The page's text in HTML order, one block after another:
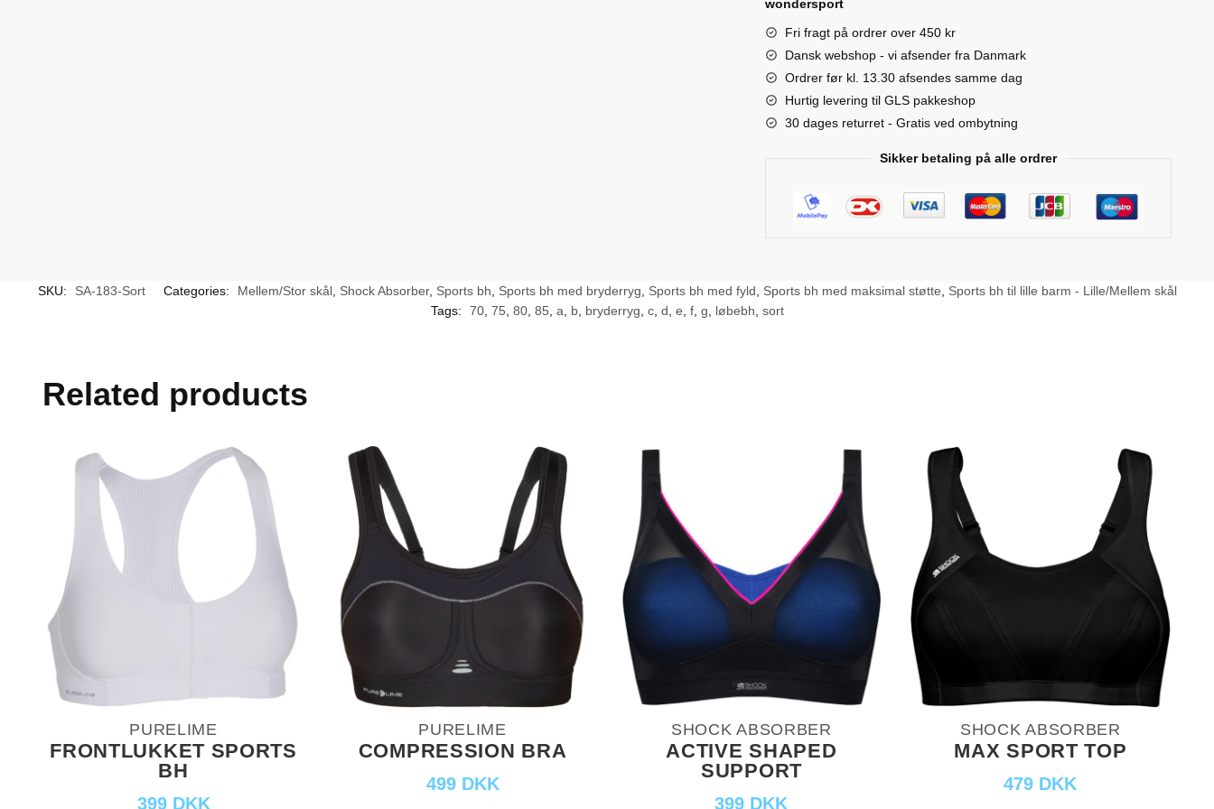
g
e
r
(
2
)
wondersport
Fri fragt på ordrer over 450 kr
Dansk webshop - vi afsender fra Danmark
Ordrer før kl. 13.30 afsendes samme dag
Hurtig levering til GLS pakkeshop
30 dages returret - Gratis ved ombytning
Sikker betaling på alle ordrer
SKU: SA-183-Sort Categories: Mellem/Stor skål, Shock Absorber, Sports bh, Sports bh med bryderryg, Sports bh med fyld, Sports bh med maksimal støtte, Sports bh til lille barm - Lille/Mellem skål
Tags:
70, 75, 80, 85, a, b, bryderryg, c, d, e, f, g, løbebh, sort
Related products
PURELIME
FRONTLUKKET SPORTS
BH
399 DKK
PURELIME
COMPRESSION BRA
499 DKK
SHOCK ABSORBER
ACTIVE SHAPED
SUPPORT
399 DKK
SHOCK ABSORBER
MAX SPORT TOP
479 DKK